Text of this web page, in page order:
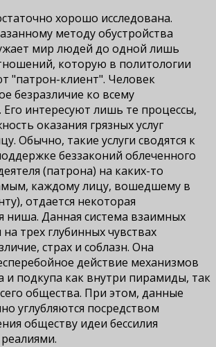
хорошо исследована.
методу обустройства
мир людей до одной лишь
которую в политологии
"патрон-клиент". Человек
безразличие ко всему
интересуют лишь те процессы,
оказания грязных услуг
Обычно, такие услуги сводятся к
беззаконий облеченного
(патрона) на каких-то
каждому лицу, вошедшему в
отдается некоторая
ниша. Данная система взаимных
на трех глубинных чувствах
страх и соблазн. Она
действие механизмов
и подкупа как внутри пирамиды, так
общества. При этом, данные
углубляются посредством
обществу идеи бессилия